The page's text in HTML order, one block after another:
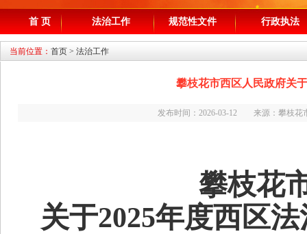
首 页 法治工作 规范性文件 行政执法
当前位置： 首页 > 法治工作
攀枝花市西区人民政府关
发布时间：2026-03-12 来源：攀枝
攀枝花
关于2025年度西区